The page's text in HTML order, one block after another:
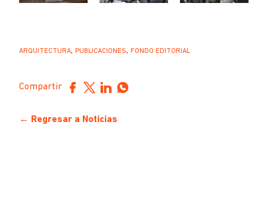
ARQUITECTURA, PUBLICACIONES, FONDO EDITORIAL
Compartir
← Regresar a Noticias